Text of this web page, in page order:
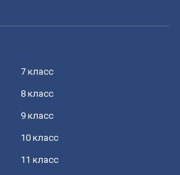
7 класс
8 класс
9 класс
10 класс
11 класс